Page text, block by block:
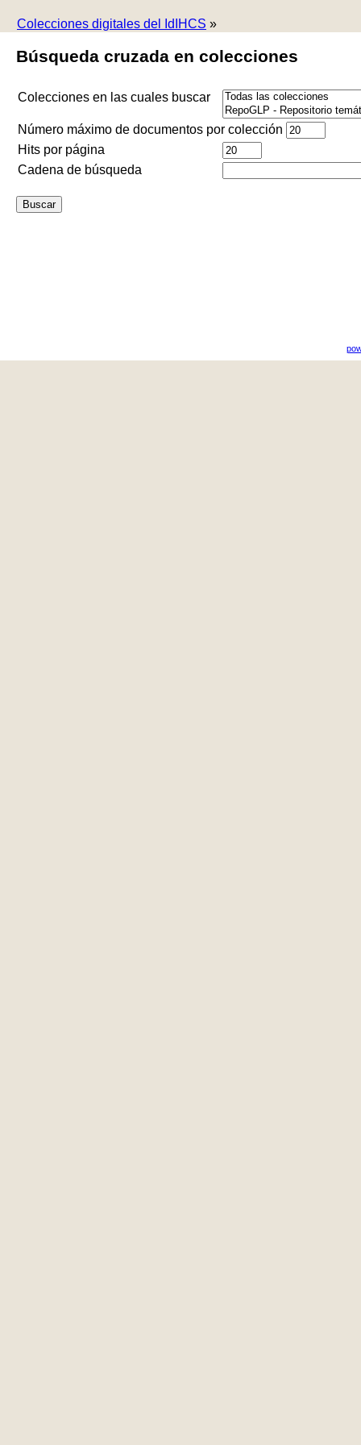
Colecciones digitales del IdIHCS »
Búsqueda cruzada en colecciones
Colecciones en las cuales buscar
Número máximo de documentos por colección
Hits por página
Cadena de búsqueda